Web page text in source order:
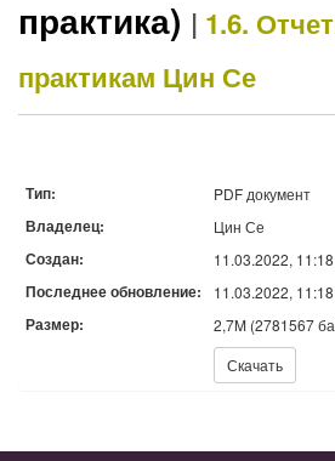
практика) | 1.6.
практикам Цин Се
Тип: PDF документ
Владелец: Цин Се
Создан: 11.03.2022, 11:18
Последнее обновление: 11.03.2022, 11:18
Размер: 2,7M (2781567
Скачать